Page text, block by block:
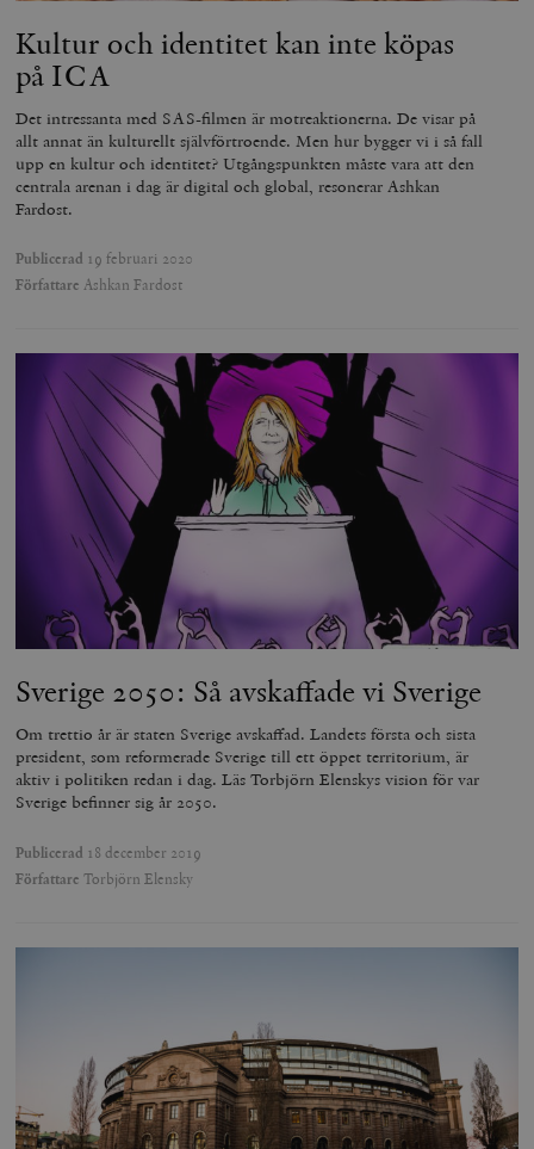
Kultur och identitet kan inte köpas
på ICA
Det intressanta med SAS-filmen är motreaktionerna. De visar på
allt annat än kulturellt självförtroende. Men hur bygger vi i så fall
upp en kultur och identitet? Utgångspunkten måste vara att den
centrala arenan i dag är digital och global, resonerar Ashkan
Fardost.
Publicerad 19 februari 2020
Författare Ashkan Fardost
Sverige 2050: Så avskaffade vi Sverige
Om trettio år är staten Sverige avskaffad. Landets första och sista
president, som reformerade Sverige till ett öppet territorium, är
aktiv i politiken redan i dag. Läs Torbjörn Elenskys vision för var
Sverige befinner sig år 2050.
Publicerad 18 december 2019
Författare Torbjörn Elensky